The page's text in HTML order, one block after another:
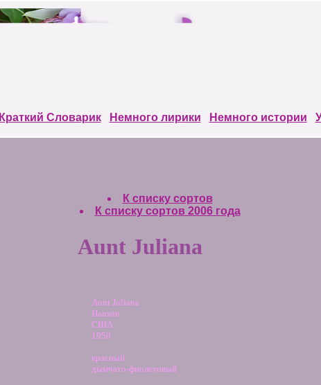
Краткий Cловарик Немного лирики Немного истории
К списку сортов
К списку сортов 2006 года
Aunt Juliana
Aunt Juliana
Hanson
США
1950
красный
дымчато-фиолетовый